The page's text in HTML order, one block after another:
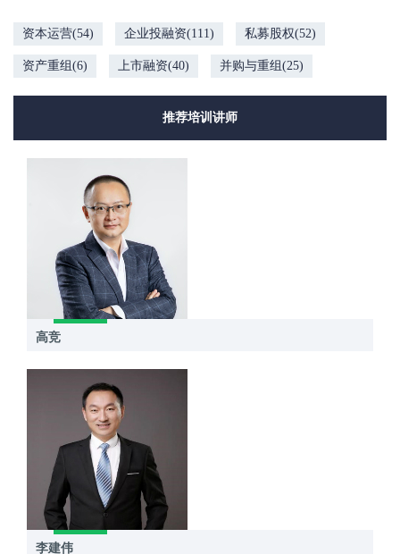
资本运营(54) 企业投融资(111) 私募股权(52)
资产重组(6) 上市融资(40) 并购与重组(25)
推荐培训讲师
高竞
李建伟